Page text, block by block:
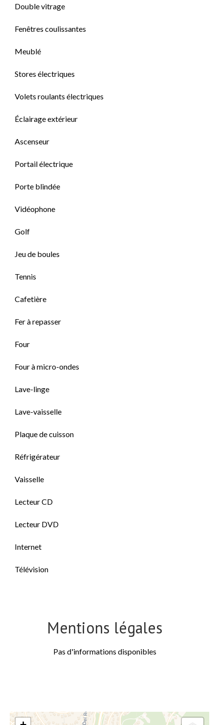
Double vitrage
Fenêtres coulissantes
Meublé
Stores électriques
Volets roulants électriques
Éclairage extérieur
Ascenseur
Portail électrique
Porte blindée
Vidéophone
Golf
Jeu de boules
Tennis
Cafetière
Fer à repasser
Four
Four à micro-ondes
Lave-linge
Lave-vaisselle
Plaque de cuisson
Réfrigérateur
Vaisselle
Lecteur CD
Lecteur DVD
Internet
Télévision
Mentions légales
Pas d'informations disponibles